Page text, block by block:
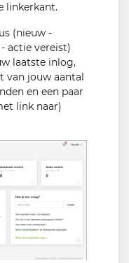
linkerkant.
(nieuw -
actie vereist)
laatste inlog,
van jouw aantal
en een paar
link naar)